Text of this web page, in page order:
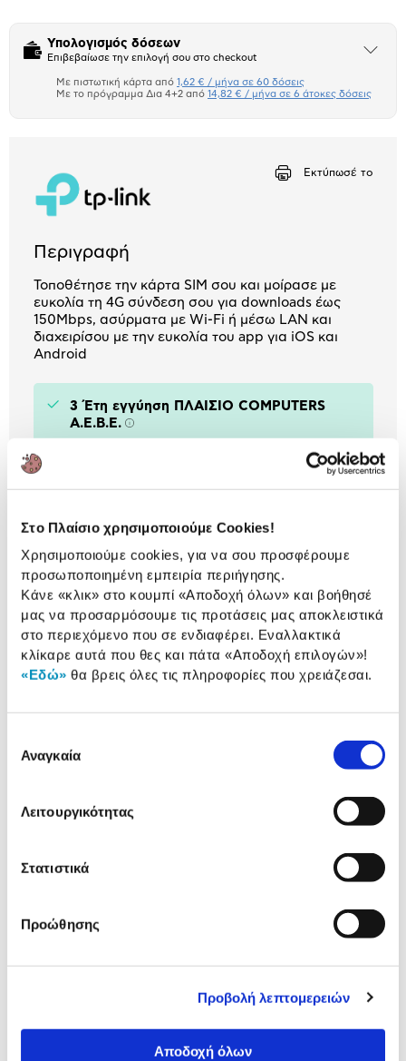
Στο Πλαίσιο χρησιμοποιούμε Cookies!
Χρησιμοποιούμε cookies, για να σου προσφέρουμε
προσωποποιημένη εμπειρία περιήγησης.
Κάνε «κλικ» στο κουμπί «Αποδοχή όλων» και βοήθησέ
μας να προσαρμόσουμε τις προτάσεις μας αποκλειστικά
στο περιεχόμενο που σε ενδιαφέρει. Εναλλακτικά
κλίκαρε αυτά που θες και πάτα «Αποδοχή επιλογών»!
«Εδώ» θα βρεις όλες τις πληροφορίες που χρειάζεσαι.
συγκατάθεσης
Αναγκαία
Λειτουργικότητας
Στατιστικά
Προώθησης
Προβολή λεπτομερειών
Αποδοχή όλων
Υπολογισμός δόσεων
Επιβεβαίωσε την επιλογή σου στο checkout
Άνοιξε
Πιστωτική κάρτα
Με πιστωτική κάρτα από 1,62 € / μήνα σε 60 δόσεις
Με το πρόγραμμα Δια 4+2 από 14,82 € / μήνα σε 6 άτοκες δόσεις
Εκτύπωσέ το
Περιγραφή
Τοποθέτησε την κάρτα SIM σου και μοίρασε με
ευκολία τη 4G σύνδεση σου για downloads έως
150Mbps, ασύρματα με Wi-Fi ή μέσω LAN και
διαχειρίσου με την ευκολία του app για iOS και
Android
3 Έτη εγγύηση ΠΛΑΙΣΙΟ COMPUTERS
A.E.B.E. Πληροφορίες
Χαρακτηριστικά
WiFi band : Single Band
Αναλυτική
παρουσίαση
Αναλυτική παρουσίαση
Προδιαγραφές
προϊόντος
Αξιολογήσεις
Αξιολογήσεις